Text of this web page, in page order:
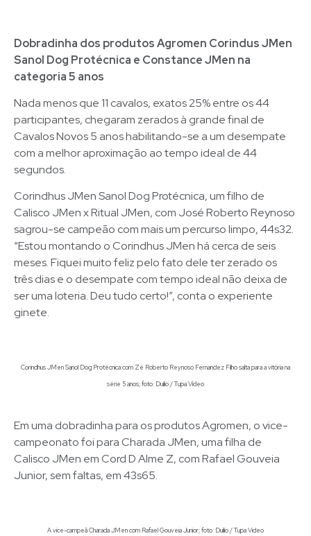
Dobradinha dos produtos Agromen Corindus JMen
Sanol Dog Protécnica e Constance JMen na
categoria 5 anos
Nada menos que 11 cavalos, exatos 25% entre os 44
participantes, chegaram zerados à grande final de
Cavalos Novos 5 anos habilitando-se a um desempate
com a melhor aproximação ao tempo ideal de 44
segundos.
Corindhus JMen Sanol Dog Protécnica, um filho de
Calisco JMen x Ritual JMen, com José Roberto Reynoso
sagrou-se campeão com mais um percurso limpo, 44s32.
“Estou montando o Corindhus JMen há cerca de seis
meses. Fiquei muito feliz pelo fato dele ter zerado os
três dias e o desempate com tempo ideal não deixa de
ser uma loteria. Deu tudo certo!”, conta o experiente
ginete.
Corindhus JMen Sanol Dog Protécnica com Zé Roberto Reynoso Fernandez Filho salta para a vitória na
série 5 anos; foto: Duílio / Tupa Vídeo
Em uma dobradinha para os produtos Agromen, o vice-
campeonato foi para Charada JMen, uma filha de
Calisco JMen em Cord D Alme Z, com Rafael Gouveia
Junior, sem faltas, em 43s65.
A vice-campeã Charada JMen com Rafael Gouveia Junior; foto: Duílio / Tupa Video